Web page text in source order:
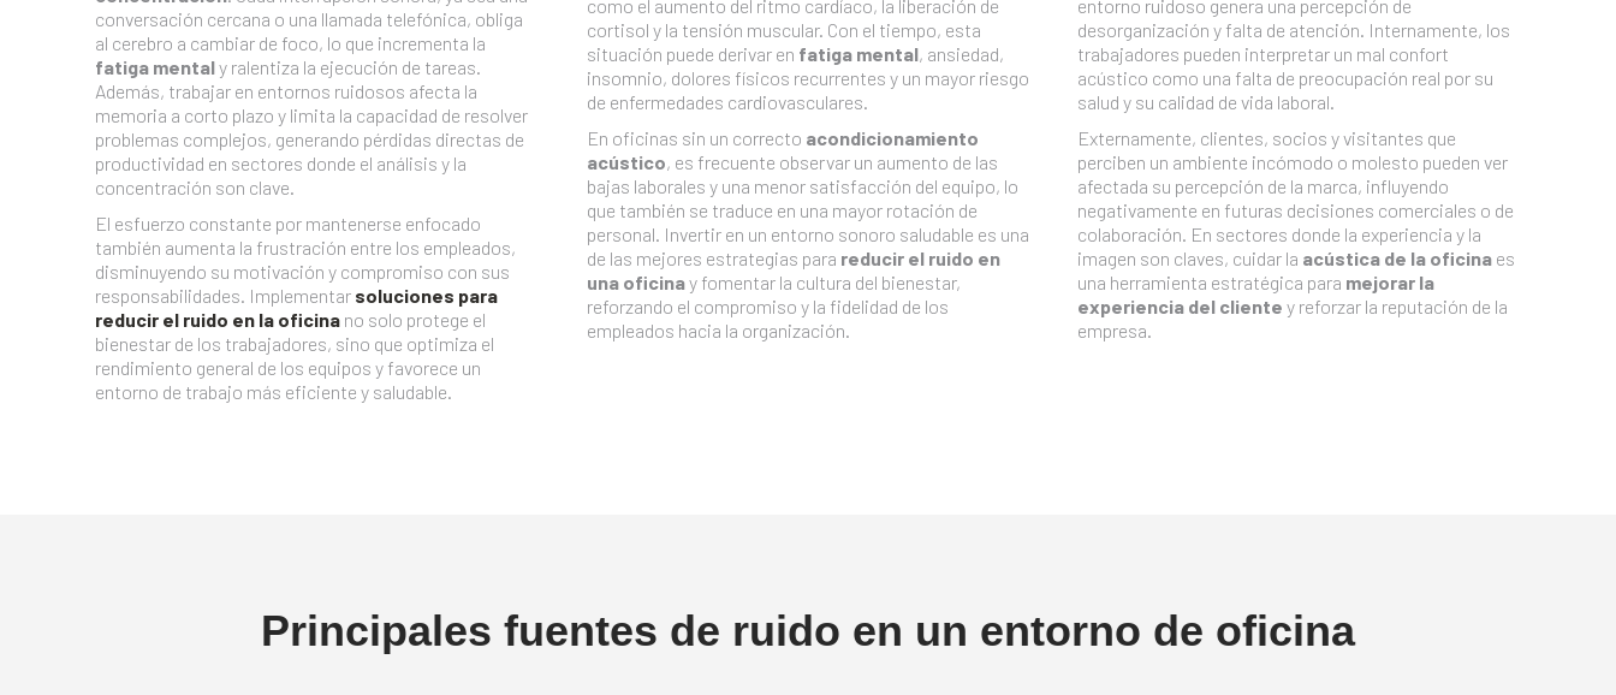
conversación cercana o una llamada telefónica, obliga
al cerebro a cambiar de foco, lo que incrementa la
fatiga mentaly ralentiza la ejecución de tareas.
Además, trabajar en entornos ruidosos afecta la
memoria a corto plazo y limita la capacidad de resolver
problemas complejos, generando pérdidas directas de
productividad en sectores donde el análisis y la
concentración son clave.
El esfuerzo constante por mantenerse enfocado
también aumenta la frustración entre los empleados,
disminuyendo su motivación y compromiso con sus
responsabilidades. Implementar soluciones para
reducir el ruido en la oficina no solo protege el
bienestar de los trabajadores, sino que optimiza el
rendimiento general de los equipos y favorece un
entorno de trabajo más eficiente y saludable.
como el aumento del ritmo cardíaco, la liberación de
cortisol y la tensión muscular. Con el tiempo, esta
situación puede derivar en fatiga mental, ansiedad,
insomnio, dolores físicos recurrentes y un mayor riesgo
de enfermedades cardiovasculares.
En oficinas sin un correcto acondicionamiento
acústico, es frecuente observar un aumento de las
bajas laborales y una menor satisfacción del equipo, lo
que también se traduce en una mayor rotación de
personal. Invertir en un entorno sonoro saludable es una
de las mejores estrategias para reducir el ruido en
una oficinay fomentar la cultura del bienestar,
reforzando el compromiso y la fidelidad de los
empleados hacia la organización.
entorno ruidoso genera una percepción de
desorganización y falta de atención. Internamente, los
trabajadores pueden interpretar un mal confort
acústico como una falta de preocupación real por su
salud y su calidad de vida laboral.
Externamente, clientes, socios y visitantes que
perciben un ambiente incómodo o molesto pueden ver
afectada su percepción de la marca, influyendo
negativamente en futuras decisiones comerciales o de
colaboración. En sectores donde la experiencia y la
imagen son claves, cuidar la acústica de la oficina es
una herramienta estratégica para mejorar la
experiencia del cliente y reforzar la reputación de la
empresa.
Principales fuentes de ruido en un entorno de oficina